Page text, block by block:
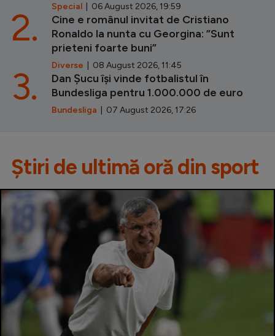
Special | 06 August 2026, 19:59
Cine e românul invitat de Cristiano
Ronaldo la nunta cu Georgina: ”Sunt
prieteni foarte buni”
Diverse | 08 August 2026, 11:45
2.
Dan Șucu își vinde fotbalistul în
Bundesliga pentru 1.000.000 de euro
Bundesliga | 07 August 2026, 17:26
3.
Știri de ultimă oră din sport